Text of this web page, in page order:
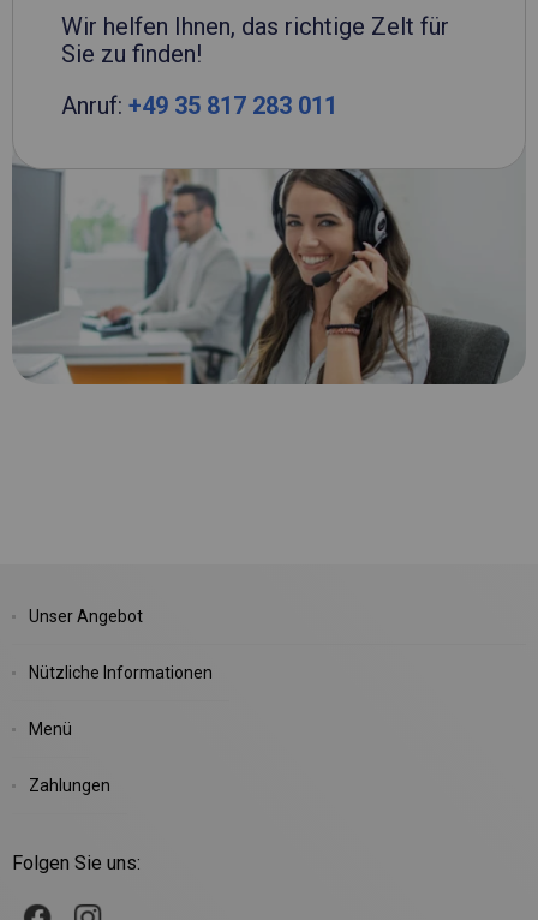
Wir helfen Ihnen, das richtige Zelt für
Sie zu finden!
Anruf: +49 35 817 283 011
Unser Angebot
Nützliche Informationen
Menü
Zahlungen
Folgen Sie uns: